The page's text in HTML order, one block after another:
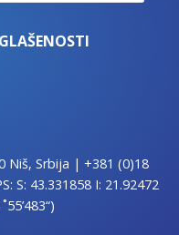
Niš, Srbija | +381 (0)18
S: 43.331858 I: 21.92472